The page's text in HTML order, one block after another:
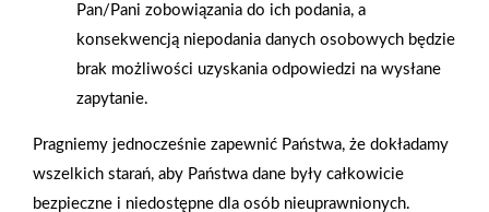
Oferujemy zakupy
telefoniczne
Zakupy
na terenie całej Polski
Pan/Pani zobowiązania do ich podania, a
konsekwencją niepodania danych osobowych będzie
brak możliwości uzyskania odpowiedzi na wysłane
zapytanie.
Pragniemy jednocześnie zapewnić Państwa, że dokładamy
wszelkich starań, aby Państwa dane były całkowicie
bezpieczne i niedostępne dla osób nieuprawnionych.
Czym są pliki cookies?
Cookies to niewielkie pliki tekstowe zapisywane na urządzeniu
użytkownika (komputerze, tablecie, smartfonie) podczas
korzystania z naszej strony internetowej. Pliki te mogą być
partnerów, np. dostawców narzędzi analitycznych.
Do czego wykorzystujemy pliki cookies?